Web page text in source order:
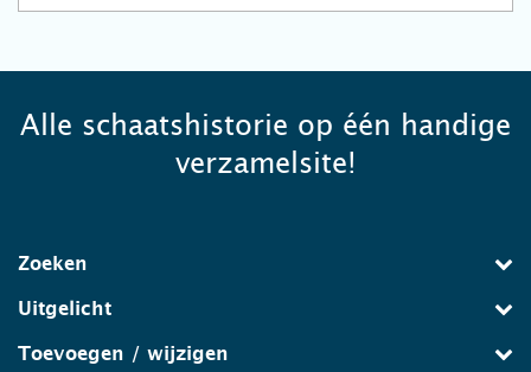
Alle schaatshistorie op één handige
verzamelsite!
Zoeken
Uitgelicht
Toevoegen / wijzigen